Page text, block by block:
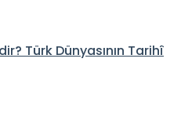
Türk Dünyasının Tarihî